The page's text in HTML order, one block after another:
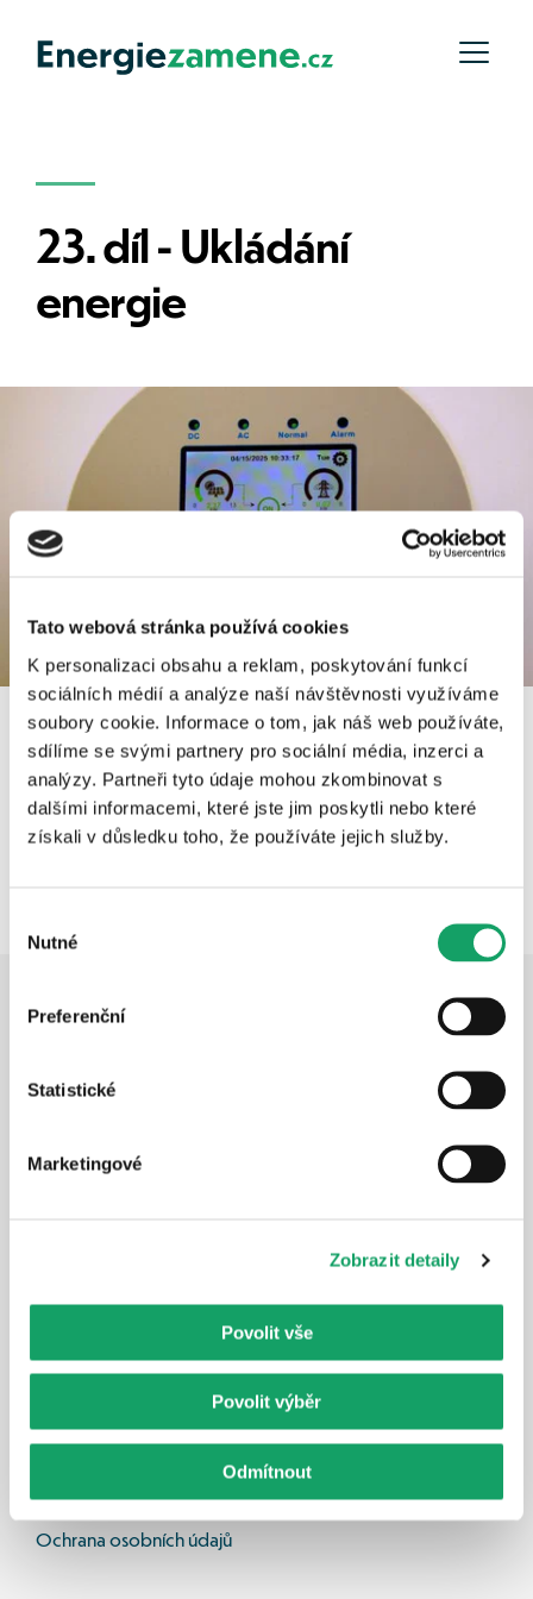
Tato webová stránka používá cookies
K personalizaci obsahu a reklam, poskytování funkcí
sociálních médií a analýze naší návštěvnosti využíváme
soubory cookie. Informace o tom, jak náš web používáte,
sdílíme se svými partnery pro sociální média, inzerci a
analýzy. Partneři tyto údaje mohou zkombinovat s
dalšími informacemi, které jste jim poskytli nebo které
získali v důsledku toho, že používáte jejich služby.
souhlasu
Nutné
Preferenční
Statistické
Marketingové
Zobrazit detaily
Povolit vše
Povolit výběr
Odmítnout
23. díl - Ukládání
energie
Kdy dává smysl ukládat si vlastní energii?
Komunitní energetika
Poradenství
Kontakt
Ochrana osobních údajů